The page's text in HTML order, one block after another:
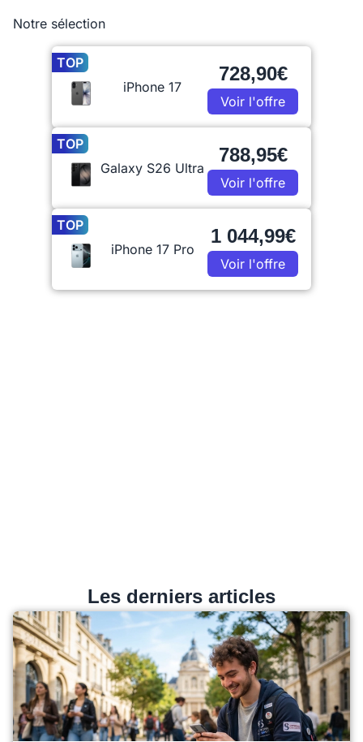
Notre sélection
TOP
iPhone 17
728,90€
Voir l'offre
TOP
Galaxy S26 Ultra
788,95€
Voir l'offre
TOP
iPhone 17 Pro
1 044,99€
Voir l'offre
Les derniers articles